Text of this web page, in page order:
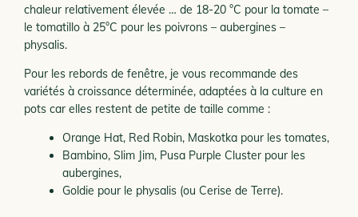
chaleur relativement élevée … de 18-20 °C pour la tomate –
le tomatillo à 25°C pour les poivrons – aubergines –
physalis.
Pour les rebords de fenêtre, je vous recommande des
variétés à croissance déterminée, adaptées à la culture en
pots car elles restent de petite de taille comme :
Orange Hat, Red Robin, Maskotka pour les tomates,
Bambino, Slim Jim, Pusa Purple Cluster pour les
aubergines,
Goldie pour le physalis (ou Cerise de Terre).